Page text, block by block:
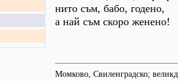
нито съм, бабо, годено,
а най съм скоро женено!
Момково, Свиленградско;